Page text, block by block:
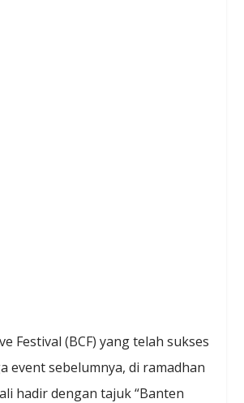
Festival (BCF) yang telah sukses
event sebelumnya, di ramadhan
hadir dengan tajuk “Banten